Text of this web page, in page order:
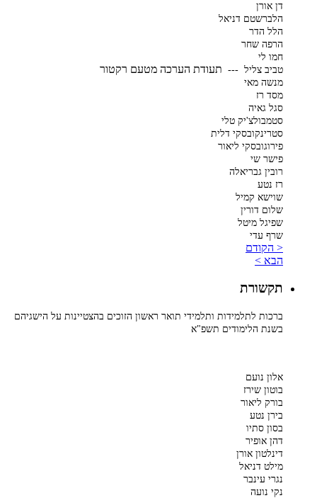
דן אורן
הלברשטם דניאל
הלל הדר
הרפה שחר
חמו לי
טביב צליל --- תעודת הערכה מטעם רקטור
מנשה מאי
מסד רז
סגל גאיה
סטמבולצ'יק טלי
סטרינקובסקי דלית
פירוגובסקי ליאור
פישר שי
רובין גבריאלה
רז נטע
שוישא קמיל
שלום דורין
שפיגל מיטל
שרף עדי
< הקודם
הבא >
תקשורת
ברכות לתלמידות ותלמידי תואר ראשון הזוכים בהצטיינות על הישגיהם
בשנת הלימודים תשפ"א
אלון נועם
בוטון שירז
בורק ליאור
בירן נטע
בסון סתיו
דהן אופיר
דינלטון אורן
מילט דניאל
נגרי עינבר
נקי נועה